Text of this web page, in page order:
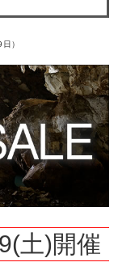
）
土)開催